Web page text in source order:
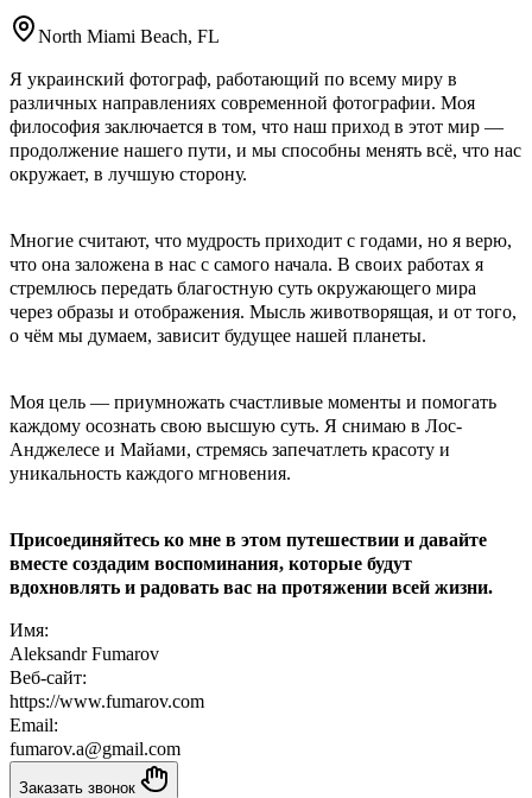
North Miami Beach, FL
Я украинский фотограф, работающий по всему миру в
различных направлениях современной фотографии. Моя
философия заключается в том, что наш приход в этот мир —
продолжение нашего пути, и мы способны менять всё, что нас
окружает, в лучшую сторону.
Многие считают, что мудрость приходит с годами, но я верю,
что она заложена в нас с самого начала. В своих работах я
стремлюсь передать благостную суть окружающего мира
через образы и отображения. Мысль животворящая, и от того,
о чём мы думаем, зависит будущее нашей планеты.
Моя цель — приумножать счастливые моменты и помогать
каждому осознать свою высшую суть. Я снимаю в Лос-
Анджелесе и Майами, стремясь запечатлеть красоту и
уникальность каждого мгновения.
Присоединяйтесь ко мне в этом путешествии и давайте
вместе создадим воспоминания, которые будут
вдохновлять и радовать вас на протяжении всей жизни.
Имя:
Aleksandr Fumarov
Веб-сайт:
https://www.fumarov.com
Email:
fumarov.a@gmail.com
Заказать звонок